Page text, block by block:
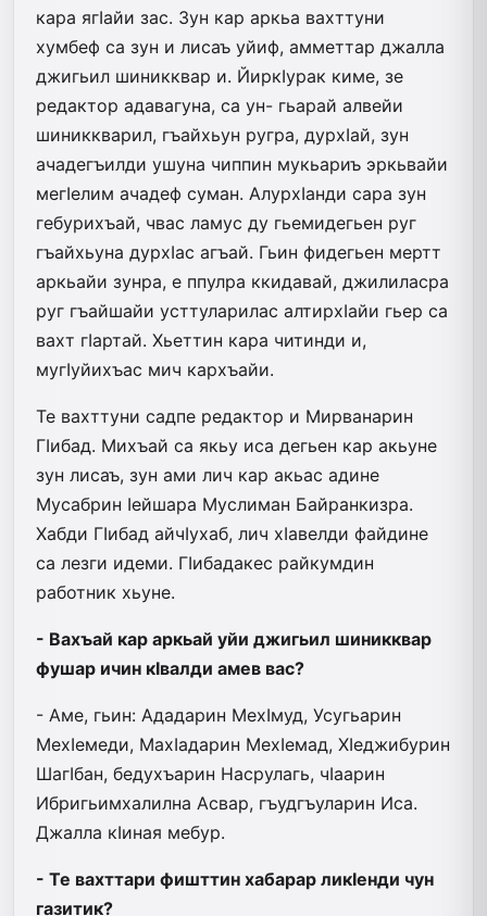
кара ягIайи зас. Зун кар аркьа вахттуни
хумбеф са зун и лисаъ уйиф, амметтар джалла
джигьил шиникквар и. ЙиркIурак киме, зе
редактор адавагуна, са ун- гьарай алвейи
шиниккварил, гъайхьун ругра, дурхIай, зун
ачадегъилди ушуна чиппин мукьариъ эркьвайи
мегIелим ачадеф суман. АлурхIанди сара зун
гебурихъай, чвас ламус ду гьемидегьен руг
гъайхьуна дурхIас агъай. Гьин фидегьен мертт
аркьайи зунра, е ппулра ккидавай, джилиласра
руг гъайшайи усттуларилас алтирхIайи гьер са
вахт гIартай. Хьеттин кара читинди и,
мугIуйихъас мич кархъайи.
Те вахттуни садпе редактор и Мирванарин
ГIибад. Михъай са якьу иса дегьен кар акьуне
зун лисаъ, зун ами лич кар акьас адине
Мусабрин Iейшара Муслиман Байранкизра.
Хабди ГIибад айчIухаб, лич хIавелди файдине
са лезги идеми. ГIибадакес райкумдин
работник хьуне.
- Вахъай кар аркьай уйи джигьил шиникквар
фушар ичин кIвалди амев вас?
- Аме, гьин: Ададарин МехIмуд, Усугьарин
МехIемеди, МахIадарин МехIемад, ХIеджибурин
ШагIбан, бедухъарин Насрулагь, чIаарин
Ибригьимхалилна Асвар, гъудгъуларин Иса.
Джалла кIиная мебур.
- Те вахттари фишттин хабарар ликIенди чун
газитик?